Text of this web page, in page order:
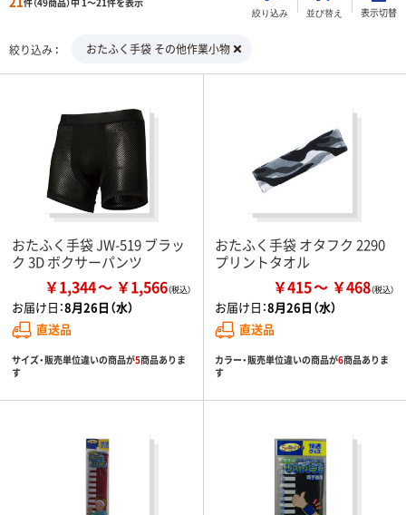
絞り込み 並び替え 表示切替
絞り込み おたふく手袋 その他作業小物
おたふく手袋 JW-519 ブラッ
ク 3D ボクサーパンツ
￥1,344 ￥1,566
お届け日：8月26日（水）
直送品
サイズ・販売単位違いの商品が5商品ありま
す
おたふく手袋 オタフク 2290
プリントタオル
￥415 ￥468
お届け日：8月26日（水）
直送品
カラー・販売単位違いの商品が6商品ありま
す